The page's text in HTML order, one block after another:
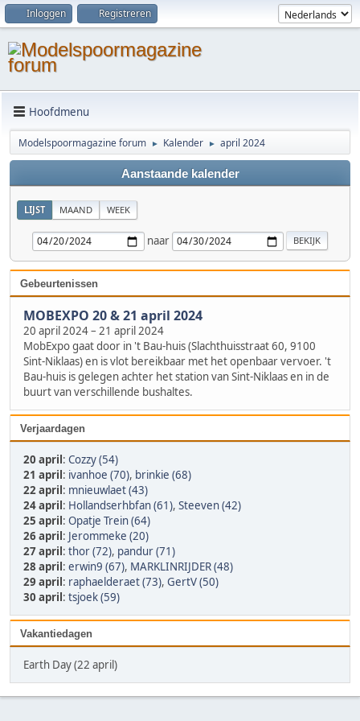
Inloggen Registreren
Hoofdmenu
Modelspoormagazine forum ► Kalender ► april 2024
Aanstaande kalender
LIJST MAAND WEEK
naar
Gebeurtenissen
MOBEXPO 20 & 21 april 2024
20 april 2024– 21 april 2024
MobExpo gaat door in 't Bau-huis (Slachthuisstraat 60, 9100
Sint-Niklaas) en is vlot bereikbaar met het openbaar vervoer. 't
Bau-huis is gelegen achter het station van Sint-Niklaas en in de
buurt van verschillende bushaltes.
Verjaardagen
20 april: Cozzy (54)
21 april: ivanhoe (70), brinkie (68)
22 april: mnieuwlaet (43)
24 april: Hollandserhbfan (61), Steeven (42)
25 april: Opatje Trein (64)
26 april: Jerommeke (20)
27 april: thor (72), pandur (71)
28 april: erwin9 (67), MARKLINRIJDER (48)
29 april: raphaelderaet (73), GertV (50)
30 april: tsjoek (59)
Vakantiedagen
Earth Day (22 april)